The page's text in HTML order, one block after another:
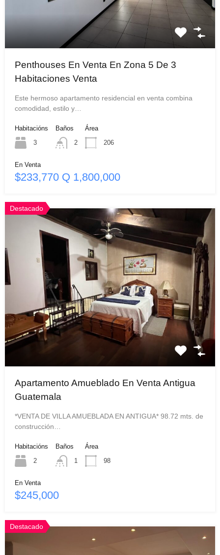
Penthouses En Venta En Zona 5 De 3
Habitaciones Venta
Este hermoso apartamento residencial en venta combina
comodidad, estilo y…
Habitacións
3
Baños
2
Área
206
En Venta
$233,770 Q 1,800,000
Destacado
Apartamento Amueblado En Venta Antigua
Guatemala
*VENTA DE VILLA AMUEBLADA EN ANTIGUA* 98.72 mts. de
construcción…
Habitacións
2
Baños
1
Área
98
En Venta
$245,000
Destacado